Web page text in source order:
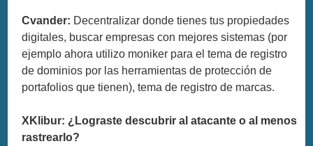
Cvander: Decentralizar donde tienes tus propiedades
digitales, buscar empresas con mejores sistemas (por
ejemplo ahora utilizo moniker para el tema de registro
de dominios por las herramientas de protección de
portafolios que tienen), tema de registro de marcas.
XKlibur: ¿Lograste descubrir al atacante o al menos
rastrearlo?